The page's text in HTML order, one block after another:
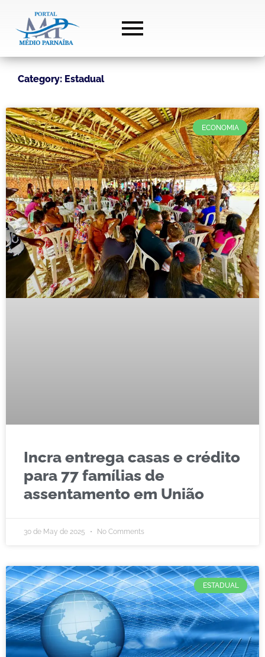
Category: Estadual
ECONOMIA
Incra entrega casas e crédito
para 77 famílias de
assentamento em União
30 de May de 2025 No Comments
ESTADUAL